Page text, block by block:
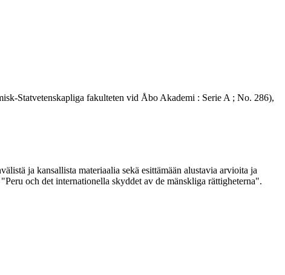
Statvetenskapliga fakulteten vid Åbo Akademi : Serie A ; No. 286),
ja kansallista materiaalia sekä esittämään alustavia arvioita ja
och det internationella skyddet av de mänskliga rättigheterna".